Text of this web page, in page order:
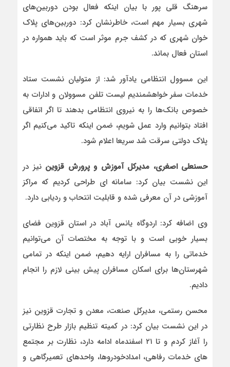
سرهنگ قلی پور با بیان اینکه فعال بودن دوربین‌های
شهری بسیار مهم است، خاطرنشان کرد: دوربین‌های پلاک
خوان شهری که در کشف جرم موثر است که باید همواره در
استان فعال بماند.
این مسوول انتظامی یادآور شد: از متولیان نشست ستاد
خدمات سفر خواهشمندیم لیست تلفن مسوولان و ادارات به
خصوص بانک‌ها را به نیروی انتظامی بدهند تا اگر اتفاقی
افتاد بتوانیم وارد عمل شویم، ضمن اینکه تاکید می‌کنیم اگر
پلاک دولتی سرقت شد سریعا اعلام شود.
حسنعلی اصغری، مدیرکل آموزش و پرورش قزوین نیز در
این نشست بیان کرد: سامانه ای طراحی کردیم که مراکز
آموزشی در آن معرفی شده و قابلیت انتحاب و ردیابی دارد.
وی اضافه کرد: اردوگاه یانس آباد در استان قزوین فضای
بسیار خوبی است و با توجه به مختصات آن می‌توانیم
خدماتی را به مسافران ارایه دهیم، ضمن اینکه در تمامی
شهرستان‌ها برای اسکان مسافران پیش بینی لازم را انجام
دادیم.
محسن رستمی، مدیرکل صنعت، معدن و تجارت قزوین نیز
در این نشست بیان کرد: در کمیته تنظیم بازار طرح نظارتی
را آغاز کردم و تا ۲۱ اسفندماه ادامه دارد، نظارت بر مجتمع
های خدمات رفاهی، امدادخودروها، واحدهای تعمیرگاهی و